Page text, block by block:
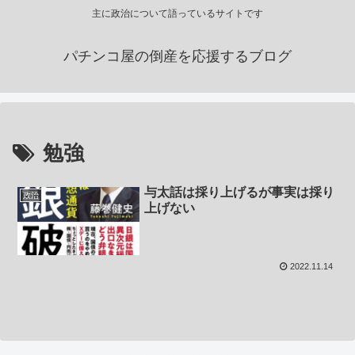
主に政治について語っているサイトです
パチンコ屋の倒産を応援するブログ
勉強
政治
与太話は採り上げるが事実は採り
上げない
2022.11.14